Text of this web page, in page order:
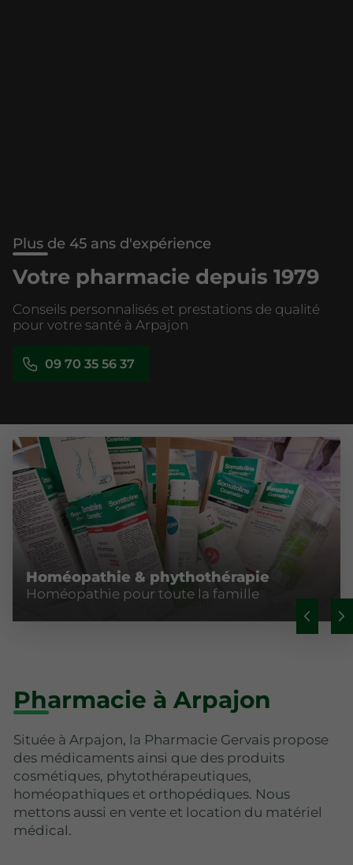
Plus de 45 ans d'expérience
Votre pharmacie depuis 1979
Conseils personnalisés et prestations de qualité
pour votre santé à Arpajon
09 70 35 56 37
Homéopathie & phythothérapie
Homéopathie pour toute la famille
Pharmacie à Arpajon
Située à Arpajon, la Pharmacie Gervais propose
des médicaments ainsi que des produits
cosmétiques, phytothérapeutiques,
homéopathiques et orthopédiques. Nous
mettons aussi en vente et location du matériel
médical.